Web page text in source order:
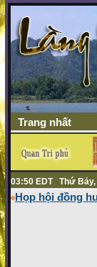
Trang nhất
03:50 EDT Thứ Bảy,
Họp hội đồng